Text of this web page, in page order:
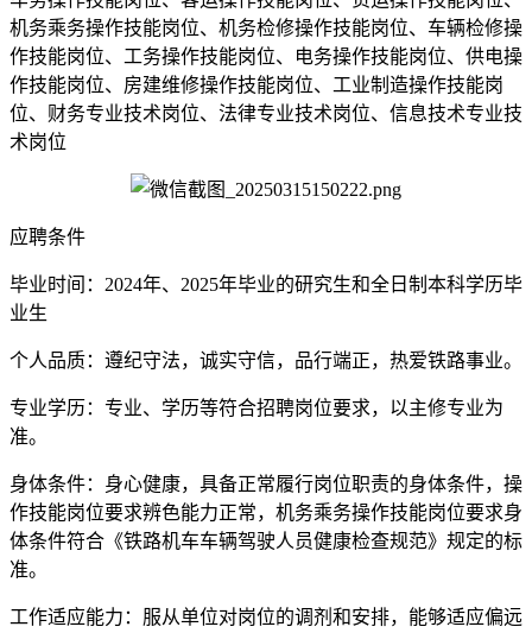
机务乘务操作技能岗位、机务检修操作技能岗位、车辆检修操
作技能岗位、工务操作技能岗位、电务操作技能岗位、供电操
作技能岗位、房建维修操作技能岗位、工业制造操作技能岗
位、财务专业技术岗位、法律专业技术岗位、信息技术专业技
术岗位
应聘条件
毕业时间：2024年、2025年毕业的研究生和全日制本科学历毕
业生
个人品质：遵纪守法，诚实守信，品行端正，热爱铁路事业。
专业学历：专业、学历等符合招聘岗位要求，以主修专业为
准。
身体条件：身心健康，具备正常履行岗位职责的身体条件，操
作技能岗位要求辨色能力正常，机务乘务操作技能岗位要求身
体条件符合《铁路机车车辆驾驶人员健康检查规范》规定的标
准。
工作适应能力：服从单位对岗位的调剂和安排，能够适应偏远